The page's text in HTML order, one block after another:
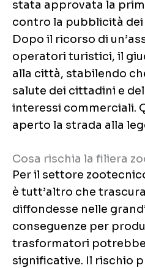
stata approvata la
contro la pubblicità
Dopo il ricorso di
operatori turistici, il
alla città, stabilendo
salute dei cittadini e
interessi commerciali.
aperto la strada alla
Cosa rischia la filiera
Per il settore
è tutt’altro che
diffondesse nelle
conseguenze per
trasformatori
significative. Il rischio